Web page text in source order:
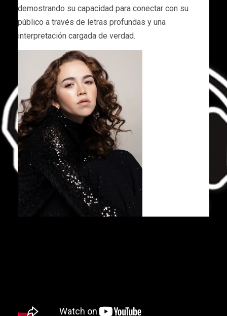
demostrando su capacidad para conectar con su
público a través de letras profundas y una
interpretación cargada de verdad.